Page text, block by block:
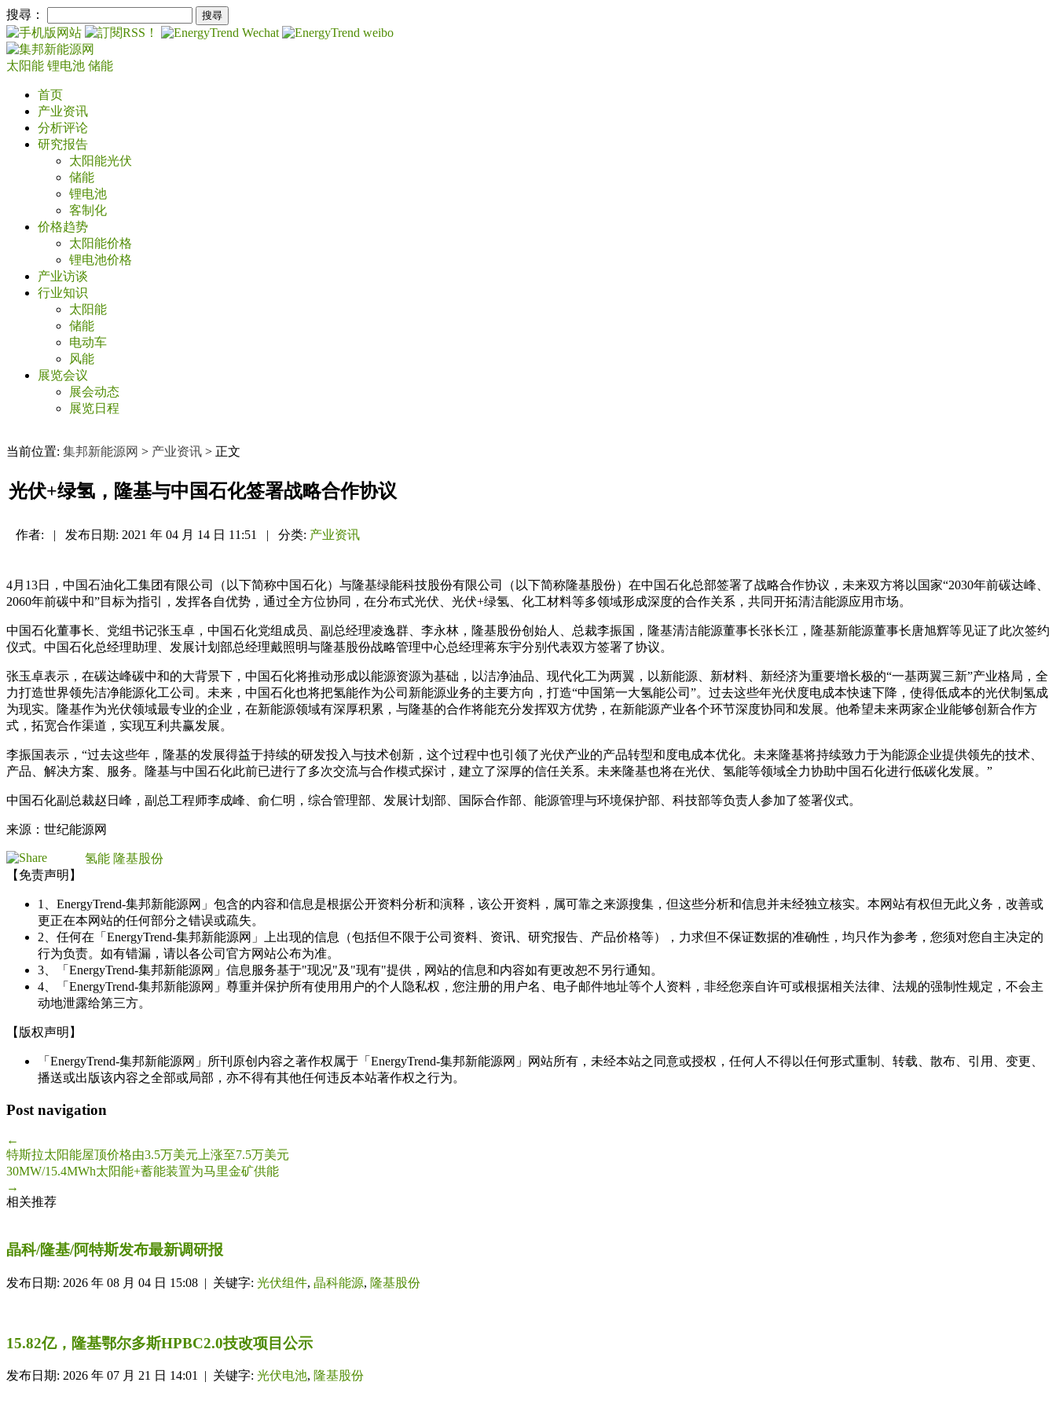
搜尋：
太阳能 锂电池 储能
首页
产业资讯
分析评论
研究报告
太阳能光伏
储能
锂电池
客制化
价格趋势
太阳能价格
锂电池价格
产业访谈
行业知识
太阳能
储能
电动车
风能
展览会议
展会动态
展览日程
当前位置: 集邦新能源网 > 产业资讯 > 正文
光伏+绿氢，隆基与中国石化签署战略合作协议
作者: | 发布日期: 2021 年 04 月 14 日 11:51 | 分类: 产业资讯
4月13日，中国石油化工集团有限公司（以下简称中国石化）与隆基绿能科技股份有限公司（以下简称隆基股份）在中国石化总部签署了战略合作协议，未来双方将以国家“2030年前碳达峰、
2060年前碳中和”目标为指引，发挥各自优势，通过全方位协同，在分布式光伏、光伏+绿氢、化工材料等多领域形成深度的合作关系，共同开拓清洁能源应用市场。
中国石化董事长、党组书记张玉卓，中国石化党组成员、副总经理凌逸群、李永林，隆基股份创始人、总裁李振国，隆基清洁能源董事长张长江，隆基新能源董事长唐旭辉等见证了此次签约
仪式。中国石化总经理助理、发展计划部总经理戴照明与隆基股份战略管理中心总经理蒋东宇分别代表双方签署了协议。
张玉卓表示，在碳达峰碳中和的大背景下，中国石化将推动形成以能源资源为基础，以洁净油品、现代化工为两翼，以新能源、新材料、新经济为重要增长极的“一基两翼三新”产业格局，全
力打造世界领先洁净能源化工公司。未来，中国石化也将把氢能作为公司新能源业务的主要方向，打造“中国第一大氢能公司”。过去这些年光伏度电成本快速下降，使得低成本的光伏制氢成
为现实。隆基作为光伏领域最专业的企业，在新能源领域有深厚积累，与隆基的合作将能充分发挥双方优势，在新能源产业各个环节深度协同和发展。他希望未来两家企业能够创新合作方
式，拓宽合作渠道，实现互利共赢发展。
李振国表示，“过去这些年，隆基的发展得益于持续的研发投入与技术创新，这个过程中也引领了光伏产业的产品转型和度电成本优化。未来隆基将持续致力于为能源企业提供领先的技术、
产品、解决方案、服务。隆基与中国石化此前已进行了多次交流与合作模式探讨，建立了深厚的信任关系。未来隆基也将在光伏、氢能等领域全力协助中国石化进行低碳化发展。”
中国石化副总裁赵日峰，副总工程师李成峰、俞仁明，综合管理部、发展计划部、国际合作部、能源管理与环境保护部、科技部等负责人参加了签署仪式。
来源：世纪能源网
氢能 隆基股份
【免责声明】
1、EnergyTrend-集邦新能源网」包含的内容和信息是根据公开资料分析和演释，该公开资料，属可靠之来源搜集，但这些分析和信息并未经独立核实。本网站有权但无此义务，改善或
更正在本网站的任何部分之错误或疏失。
2、任何在「EnergyTrend-集邦新能源网」上出现的信息（包括但不限于公司资料、资讯、研究报告、产品价格等），力求但不保证数据的准确性，均只作为参考，您须对您自主决定的
行为负责。如有错漏，请以各公司官方网站公布为准。
3、「EnergyTrend-集邦新能源网」信息服务基于"现况"及"现有"提供，网站的信息和内容如有更改恕不另行通知。
4、「EnergyTrend-集邦新能源网」尊重并保护所有使用用户的个人隐私权，您注册的用户名、电子邮件地址等个人资料，非经您亲自许可或根据相关法律、法规的强制性规定，不会主
动地泄露给第三方。
【版权声明】
「EnergyTrend-集邦新能源网」所刊原创内容之著作权属于「EnergyTrend-集邦新能源网」网站所有，未经本站之同意或授权，任何人不得以任何形式重制、转载、散布、引用、变更、
播送或出版该内容之全部或局部，亦不得有其他任何违反本站著作权之行为。
Post navigation
←
特斯拉太阳能屋顶价格由3.5万美元上涨至7.5万美元
30MW/15.4MWh太阳能+蓄能装置为马里金矿供能
→
相关推荐
晶科/隆基/阿特斯发布最新调研报
发布日期: 2026 年 08 月 04 日 15:08 | 关键字: 光伏组件, 晶科能源, 隆基股份
15.82亿，隆基鄂尔多斯HPBC2.0技改项目公示
发布日期: 2026 年 07 月 21 日 14:01 | 关键字: 光伏电池, 隆基股份